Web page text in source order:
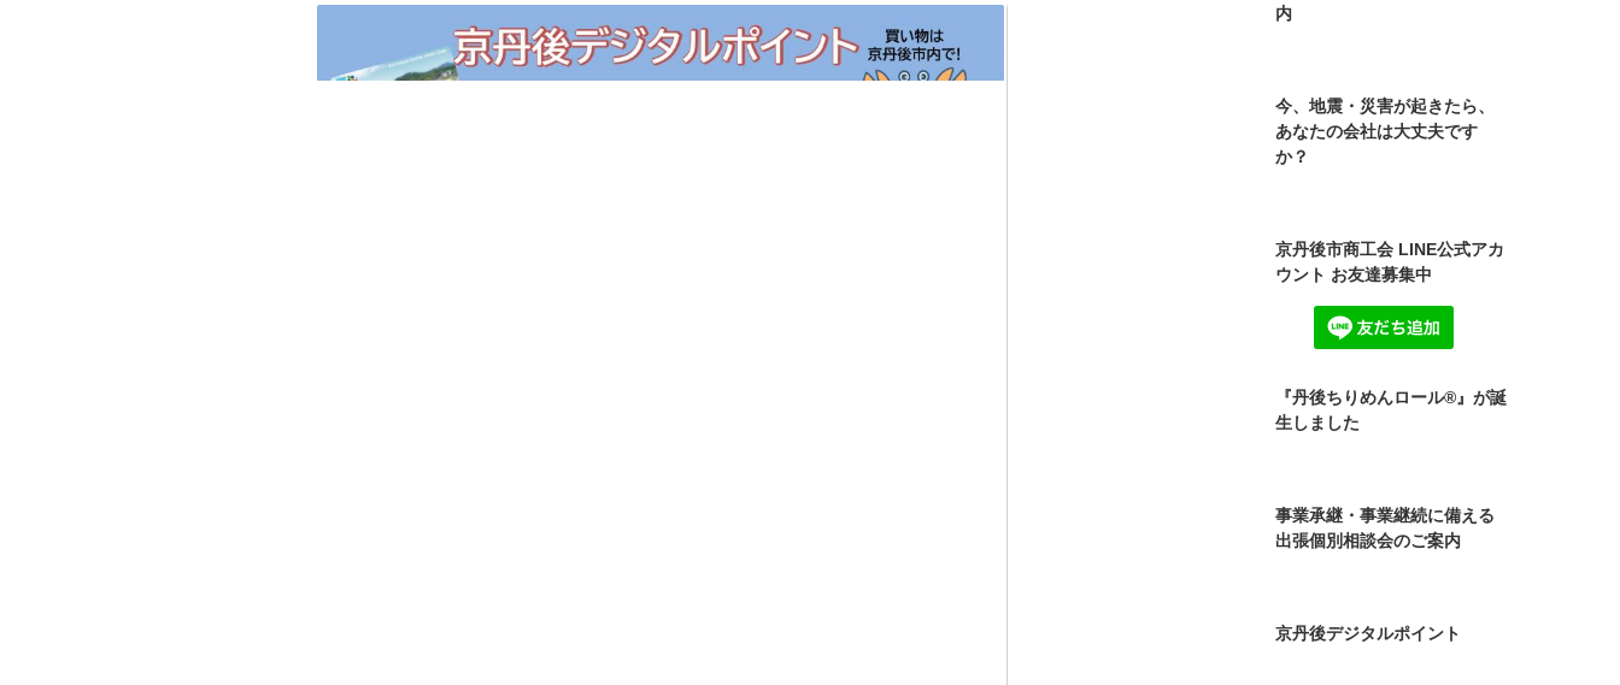
内
今、地震・災害が起きたら、
あなたの会社は大丈夫です
か？
京丹後市商工会 LINE公式アカ
ウント お友達募集中
『丹後ちりめんロール®』が誕
生しました
事業承継・事業継続に備える
出張個別相談会のご案内
京丹後デジタルポイント